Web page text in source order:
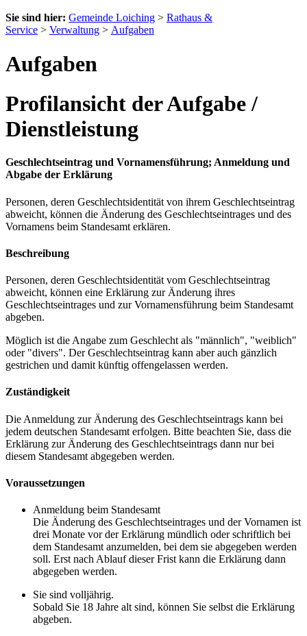
Sie sind hier: Gemeinde Loiching > Rathaus &
Service > Verwaltung > Aufgaben
Aufgaben
Profilansicht der Aufgabe /
Dienstleistung
Geschlechtseintrag und Vornamensführung; Anmeldung und
Abgabe der Erklärung
Personen, deren Geschlechtsidentität von ihrem Geschlechtseintrag
abweicht, können die Änderung des Geschlechtseintrages und des
Vornamens beim Standesamt erklären.
Beschreibung
Personen, deren Geschlechtsidentität vom Geschlechtseintrag
abweicht, können eine Erklärung zur Änderung ihres
Geschlechtseintrages und zur Vornamensführung beim Standesamt
abgeben.
Möglich ist die Angabe zum Geschlecht als "männlich", "weiblich"
oder "divers". Der Geschlechtseintrag kann aber auch gänzlich
gestrichen und damit künftig offengelassen werden.
Zuständigkeit
Die Anmeldung zur Änderung des Geschlechtseintrags kann bei
jedem deutschen Standesamt erfolgen. Bitte beachten Sie, dass die
Erklärung zur Änderung des Geschlechtseintrags dann nur bei
diesem Standesamt abgegeben werden.
Voraussetzungen
Anmeldung beim Standesamt
Die Änderung des Geschlechtseintrages und der Vornamen ist
drei Monate vor der Erklärung mündlich oder schriftlich bei
dem Standesamt anzumelden, bei dem sie abgegeben werden
soll. Erst nach Ablauf dieser Frist kann die Erklärung dann
abgegeben werden.
Sie sind volljährig.
Sobald Sie 18 Jahre alt sind, können Sie selbst die Erklärung
abgeben.